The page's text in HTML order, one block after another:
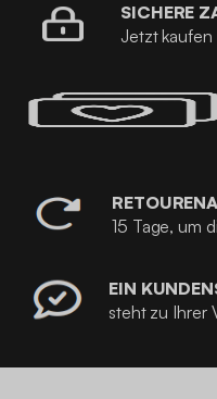
SICHERE
Jetzt
15 Tage, um
EIN
steht zu Ihrer